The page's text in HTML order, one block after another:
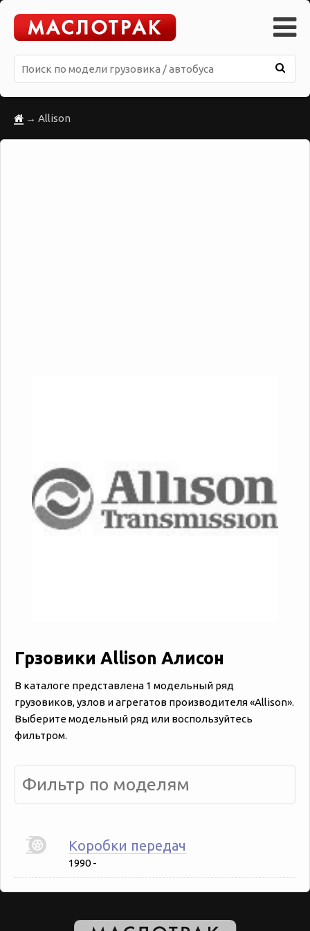
→ Allison
Грзовики Allison Алисон
В каталоге представлена 1 модельный ряд
грузовиков, узлов и агрегатов производителя «‎‎Allison».
Выберите модельный ряд или воспользуйтесь
фильтром.
Коробки передач
1990 -